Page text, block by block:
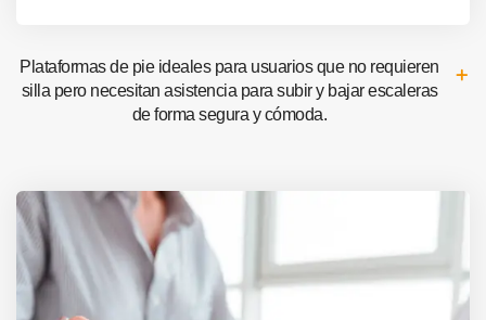
Plataformas de pie ideales para usuarios que no requieren
silla pero necesitan asistencia para subir y bajar escaleras
de forma segura y cómoda.